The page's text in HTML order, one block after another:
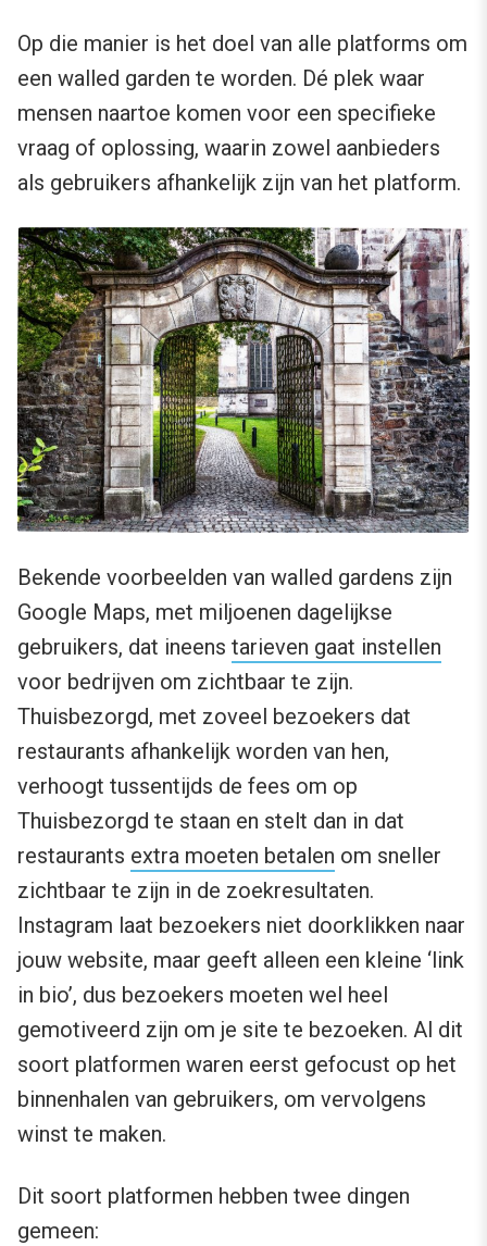
Op die manier is het doel van alle platforms om
een walled garden te worden. Dé plek waar
mensen naartoe komen voor een specifieke
vraag of oplossing, waarin zowel aanbieders
als gebruikers afhankelijk zijn van het platform.
Bekende voorbeelden van walled gardens zijn
Google Maps, met miljoenen dagelijkse
gebruikers, dat ineens tarieven gaat instellen
voor bedrijven om zichtbaar te zijn.
Thuisbezorgd, met zoveel bezoekers dat
restaurants afhankelijk worden van hen,
verhoogt tussentijds de fees om op
Thuisbezorgd te staan en stelt dan in dat
restaurants extra moeten betalen om sneller
zichtbaar te zijn in de zoekresultaten.
Instagram laat bezoekers niet doorklikken naar
jouw website, maar geeft alleen een kleine ‘link
in bio’, dus bezoekers moeten wel heel
gemotiveerd zijn om je site te bezoeken. Al dit
soort platformen waren eerst gefocust op het
binnenhalen van gebruikers, om vervolgens
winst te maken.
Dit soort platformen hebben twee dingen
gemeen: